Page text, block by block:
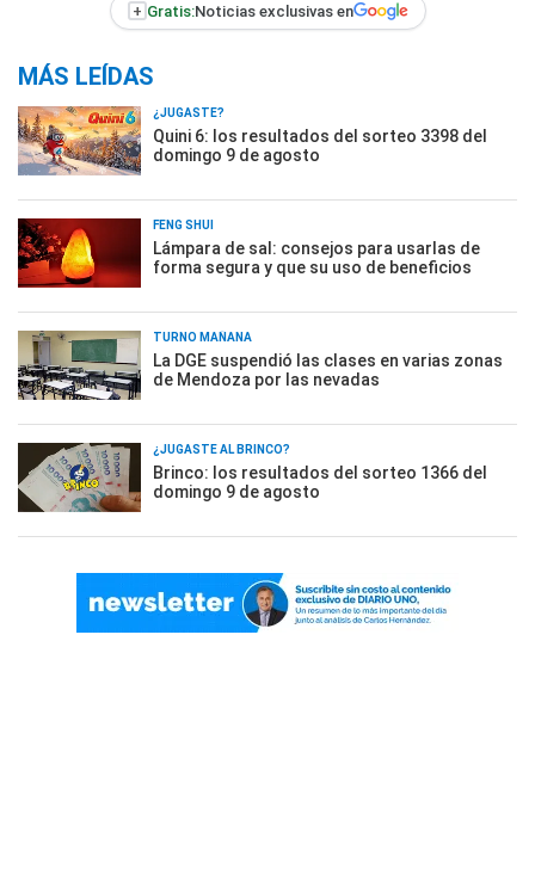
+ Gratis:Noticias exclusivas en
MÁS LEÍDAS
¿JUGASTE?
Quini 6: los resultados del sorteo 3398 del
domingo 9 de agosto
FENG SHUI
Lámpara de sal: consejos para usarlas de
forma segura y que su uso de beneficios
TURNO MAÑANA
La DGE suspendió las clases en varias zonas
de Mendoza por las nevadas
¿JUGASTE AL BRINCO?
Brinco: los resultados del sorteo 1366 del
domingo 9 de agosto